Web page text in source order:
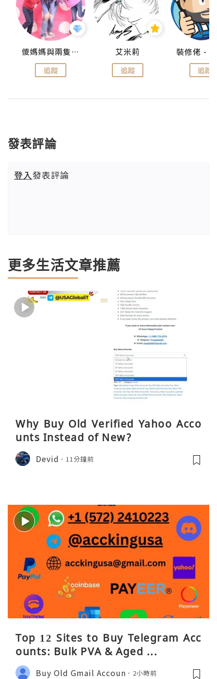
儍媽媽與兩隻小魔怪之家
追蹤
艾米莉
追蹤 追蹤
發表評論
登入發表評論
更多生活文章推薦
Why Buy Old Verified Yahoo Acco
unts Instead of New?
Devid 11分鐘前
Top 12 Sites to Buy Telegram Acc
ounts: Bulk PVA & Aged ...
Buy Old Gmail Accoun 2小時前